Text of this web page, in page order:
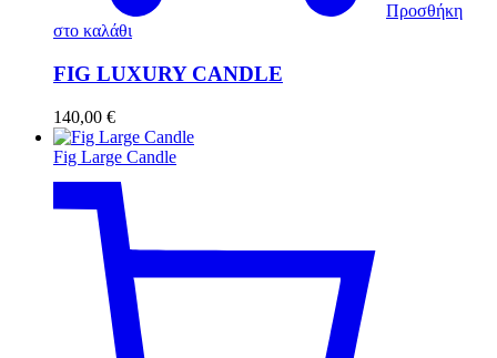
Προσθήκη
στο καλάθι
FIG LUXURY CANDLE
140,00 €
Fig Large Candle